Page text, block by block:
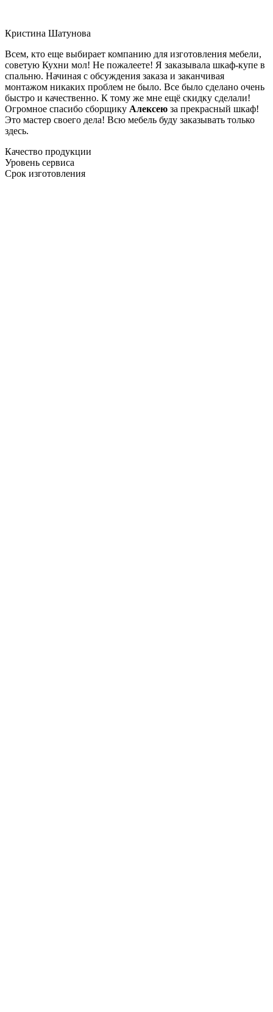
Кристина Шатунова
Всем, кто еще выбирает компанию для изготовления мебели,
советую Кухни мол! Не пожалеете! Я заказывала шкаф-купе в
спальню. Начиная с обсуждения заказа и заканчивая
монтажом никаких проблем не было. Все было сделано очень
быстро и качественно. К тому же мне ещё скидку сделали!
Огромное спасибо сборщику Алексею за прекрасный шкаф!
Это мастер своего дела! Всю мебель буду заказывать только
здесь.
Качество продукции
Уровень сервиса
Срок изготовления